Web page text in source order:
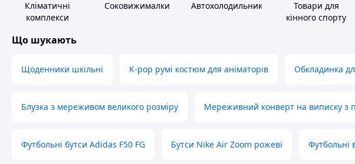
Кліматичні
комплекси
Соковижималки Автохолодильники
Товари для
кінного спорту
Що шукають
Щоденники шкільні K-pop румі костюм для аніматорів Обкладинка
Блузка з мереживом великого розміру Мереживний конверт на виписку з
Футбольні бутси Adidas F50 FG Бутси Nike Air Zoom рожеві Футбольні